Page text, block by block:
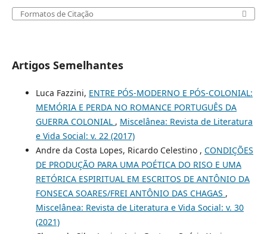
Formatos de Citação
Artigos Semelhantes
Luca Fazzini, ENTRE PÓS-MODERNO E PÓS-COLONIAL:
MEMÓRIA E PERDA NO ROMANCE PORTUGUÊS DA
GUERRA COLONIAL , Miscelânea: Revista de Literatura
e Vida Social: v. 22 (2017)
Andre da Costa Lopes, Ricardo Celestino , CONDIÇÕES
DE PRODUÇÃO PARA UMA POÉTICA DO RISO E UMA
RETÓRICA ESPIRITUAL EM ESCRITOS DE ANTÔNIO DA
FONSECA SOARES/FREI ANTÔNIO DAS CHAGAS ,
Miscelânea: Revista de Literatura e Vida Social: v. 30
(2021)